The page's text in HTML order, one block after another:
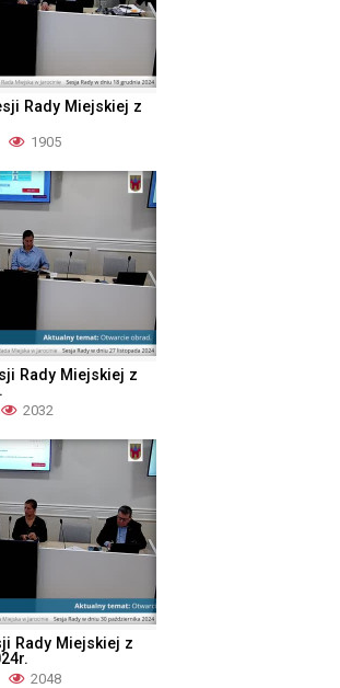
Rady Miejskiej z
1905
Rady Miejskiej z
2032
Rady Miejskiej z
2048